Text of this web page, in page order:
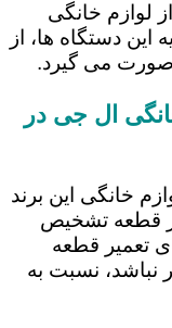
لوازم خانگی
دستگاه ها، از
صورت می گیرد.
ال جی در
خانگی این برند
قطعه تشخیص
تعمیر قطعه
نباشد، نسبت به